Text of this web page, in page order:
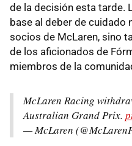
de la decisión esta tarde.
base al deber de cuidado
socios de McLaren, sino
de los aficionados de
miembros de la
McLaren Racing
Australian Grand Prix.
— McLaren